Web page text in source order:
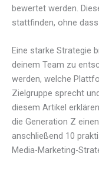
bewertet werden.
stattfinden, ohne
Eine starke Strategie
deinem Team zu
werden, welche
Zielgruppe sprecht
diesem Artikel
die Generation Z
anschließend 10
Media-Marketing-